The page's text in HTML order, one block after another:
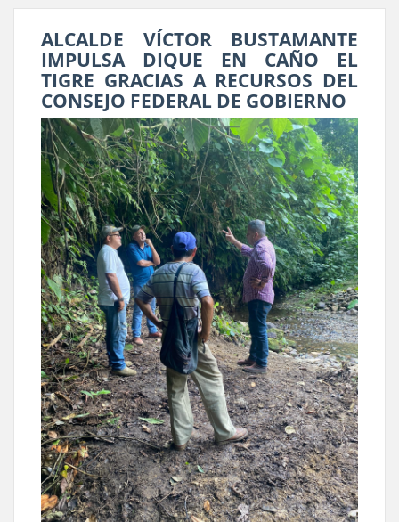
ALCALDE VÍCTOR BUSTAMANTE
IMPULSA DIQUE EN CAÑO EL
TIGRE GRACIAS A RECURSOS DEL
CONSEJO FEDERAL DE GOBIERNO